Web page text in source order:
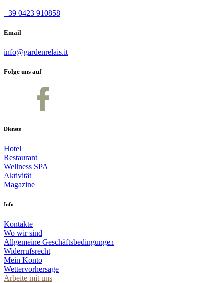
+39 0423 910858
Email
info@gardenrelais.it
Folge uns auf
Dienste
Hotel
Restaurant
Wellness SPA
Aktivität
Magazine
Info
Kontakte
Wo wir sind
Allgemeine Geschäftsbedingungen
Widerrufsrecht
Mein Konto
Wettervorhersage
Arbeite mit uns